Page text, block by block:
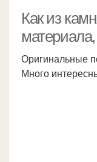
Как из
Оригинальные
Много